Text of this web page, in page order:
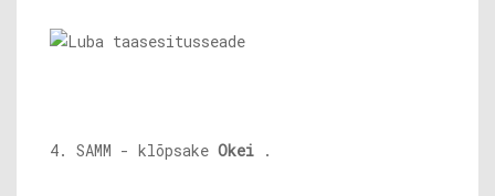
4. SAMM - klõpsake Okei .